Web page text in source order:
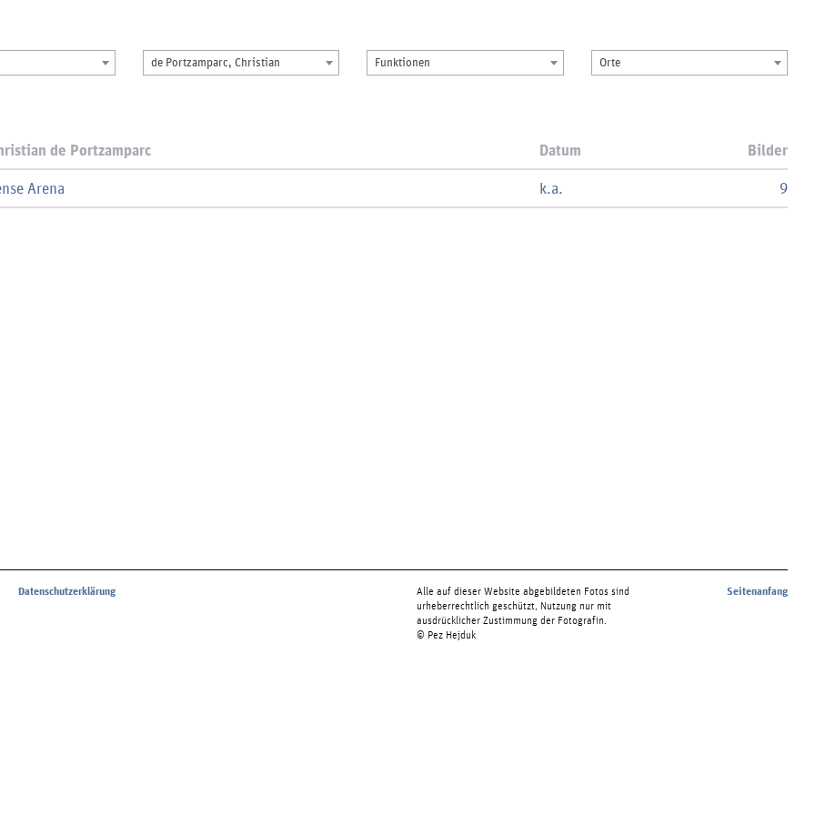
de Portzamparc, Christian Funktionen Orte
de Portzamparc Datum
Bilder
Arena
k.a. 9
Datenschutzerklärung
Alle auf dieser Website abgebildeten Fotos sind
urheberrechtlich geschützt, Nutzung nur mit
ausdrücklicher Zustimmung der Fotografin.
© Pez Hejduk
Seitenanfang